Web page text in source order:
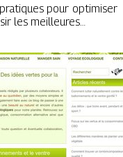
pour optimiser
les meilleures…